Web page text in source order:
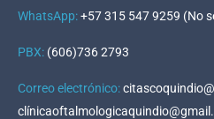
WhatsApp:+57 315 547 9259 (No
PBX: (606)736 2793
Correo electrónico: